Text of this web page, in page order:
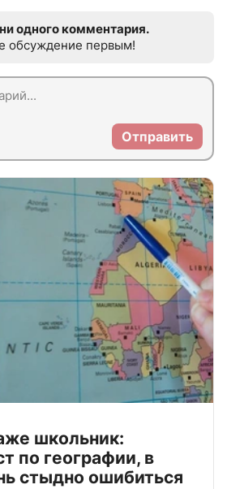
одного комментария.
обсуждение первым!
Отправить
школьник:
по географии, в
стыдно ошибиться